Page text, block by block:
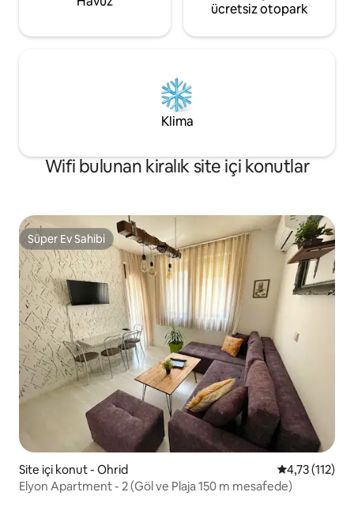
ücretsiz otopark
Klima
Wifi bulunan kiralık site içi konutlar
Süper Ev Sahibi
Süper Ev Sahibi
Site içi konut - Ohrid 5 üzerinden
4,73 (112)
Elyon Apartment - 2 (Göl ve Plaja 150 m mesafede)